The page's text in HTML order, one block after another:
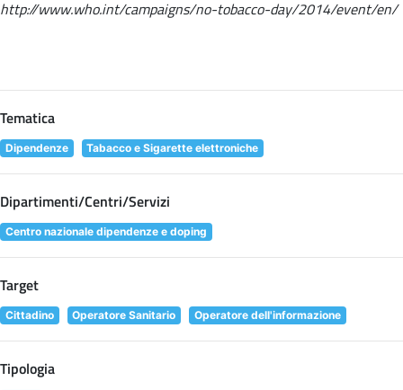
http://www.who.int/campaigns/no-tobacco-day/2014/event/en/
Tematica
Dipendenze Tabacco e Sigarette elettroniche
Dipartimenti/Centri/Servizi
Centro nazionale dipendenze e doping
Target
Cittadino Operatore Sanitario Operatore dell'informazione
Tipologia